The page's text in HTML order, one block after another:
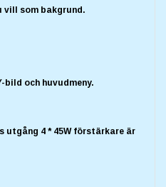
vill som bakgrund.
bild och huvudmeny.
utgång 4 * 45W förstärkare är